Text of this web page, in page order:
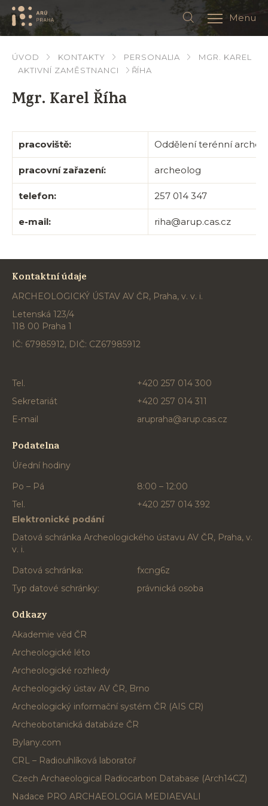
Menu
ÚVOD KONTAKTY
PERSONALIA
AKTIVNÍ ZAMĚSTNANCI
MGR. KAREL
ŘÍHA
Mgr. Karel Říha
pracoviště: Oddělení terénní
pracovní zařazení: archeolog
telefon: 257 014 347
e-mail: riha@arup.cas.cz
Kontaktní údaje
ARCHEOLOGICKÝ ÚSTAV AV ČR, Praha, v. v. i.
Letenská 123/4
118 00 Praha 1
IČ: 67985912, DIČ: CZ67985912
Tel.
+420 257 014 300
Sekretariát
+420 257 014 311
E-mail
arupraha@arup.cas.cz
Podatelna
Úřední hodiny
Po – Pá
8:00 – 12:00
Tel.
+420 257 014 392
Elektronické podání
Datová schránka Archeologického ústavu AV ČR, Praha, v.
v. i.
Datová schránka:
fxcng6z
Typ datové schránky:
právnická osoba
Odkazy
Akademie věd ČR
Archeologické léto
Archeologické rozhledy
Archeologický ústav AV ČR, Brno
Archeologický informační systém ČR (AIS CR)
Archeobotanická databáze ČR
Bylany.com
CRL – Radiouhlíková laboratoř
Czech Archaeological Radiocarbon Database (Arch14CZ)
Nadace PRO ARCHAEOLOGIA MEDIAEVALI